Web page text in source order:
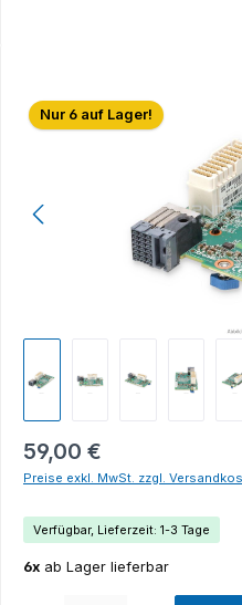
Bildergalerie überspringen
Nur 6 auf Lager!
59,00 €
Preise exkl. MwSt. zzgl.
Verfügbar, Lieferzeit: 1-3 Tage
6x ab Lager lieferbar